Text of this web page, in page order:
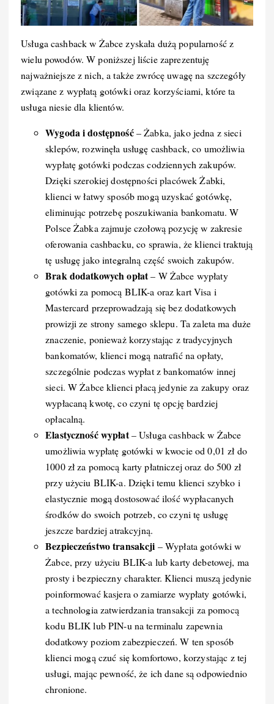
Usługa cashback w Żabce zyskała dużą popularność z
wielu powodów. W poniższej liście zaprezentuję
najważniejsze z nich, a także zwrócę uwagę na szczegóły
związane z wypłatą gotówki oraz korzyściami, które ta
usługa niesie dla klientów.
Wygoda i dostępność– Żabka, jako jedna z sieci
sklepów, rozwinęła usługę cashback, co umożliwia
wypłatę gotówki podczas codziennych zakupów.
Dzięki szerokiej dostępności placówek Żabki,
klienci w łatwy sposób mogą uzyskać gotówkę,
eliminując potrzebę poszukiwania bankomatu. W
Polsce Żabka zajmuje czołową pozycję w zakresie
oferowania cashbacku, co sprawia, że klienci traktują
tę usługę jako integralną część swoich zakupów.
Brak dodatkowych opłat– W Żabce wypłaty
gotówki za pomocą BLIK-a oraz kart Visa i
Mastercard przeprowadzają się bez dodatkowych
prowizji ze strony samego sklepu. Ta zaleta ma duże
znaczenie, ponieważ korzystając z tradycyjnych
bankomatów, klienci mogą natrafić na opłaty,
szczególnie podczas wypłat z bankomatów innej
sieci. W Żabce klienci płacą jedynie za zakupy oraz
wypłacaną kwotę, co czyni tę opcję bardziej
opłacalną.
Elastyczność wypłat– Usługa cashback w Żabce
umożliwia wypłatę gotówki w kwocie od 0,01 zł do
1000 zł za pomocą karty płatniczej oraz do 500 zł
przy użyciu BLIK-a. Dzięki temu klienci szybko i
elastycznie mogą dostosować ilość wypłacanych
środków do swoich potrzeb, co czyni tę usługę
jeszcze bardziej atrakcyjną.
Bezpieczeństwo transakcji – Wypłata gotówki w
Żabce, przy użyciu BLIK-a lub karty debetowej, ma
prosty i bezpieczny charakter. Klienci muszą jedynie
poinformować kasjera o zamiarze wypłaty gotówki,
a technologia zatwierdzania transakcji za pomocą
kodu BLIK lub PIN-u na terminalu zapewnia
dodatkowy poziom zabezpieczeń. W ten sposób
klienci mogą czuć się komfortowo, korzystając z tej
usługi, mając pewność, że ich dane są odpowiednio
chronione.